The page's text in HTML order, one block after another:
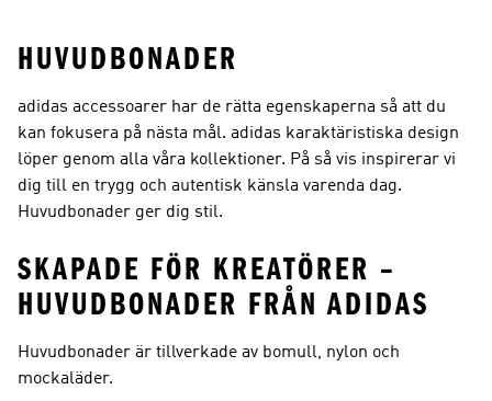
HUVUDBONADER
adidas accessoarer har de rätta egenskaperna så att du
kan fokusera på nästa mål. adidas karaktäristiska design
löper genom alla våra kollektioner. På så vis inspirerar vi
dig till en trygg och autentisk känsla varenda dag.
Huvudbonader ger dig stil.
SKAPADE FÖR KREATÖRER –
HUVUDBONADER FRÅN ADIDAS
Huvudbonader är tillverkade av bomull, nylon och
mockaläder.